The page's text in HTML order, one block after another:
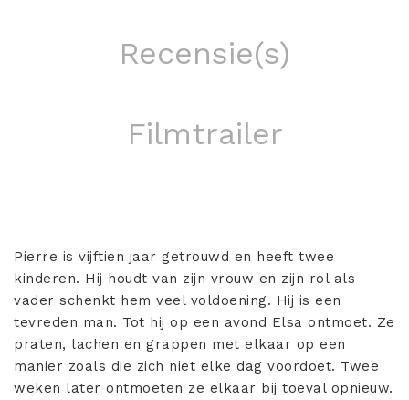
Recensie(s)
Filmtrailer
Pierre is vijftien jaar getrouwd en heeft twee
kinderen. Hij houdt van zijn vrouw en zijn rol als
vader schenkt hem veel voldoening. Hij is een
tevreden man. Tot hij op een avond Elsa ontmoet. Ze
praten, lachen en grappen met elkaar op een
manier zoals die zich niet elke dag voordoet. Twee
weken later ontmoeten ze elkaar bij toeval opnieuw.